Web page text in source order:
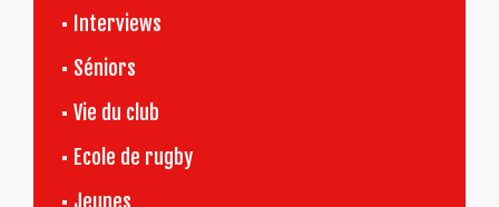
Interviews
Séniors
Vie du club
Ecole de rugby
Jeunes